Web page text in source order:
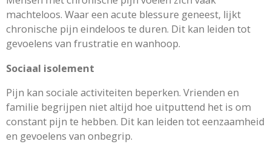
machteloos. Waar een acute blessure geneest, lijkt
chronische pijn eindeloos te duren. Dit kan leiden tot
gevoelens van frustratie en wanhoop.
Sociaal isolement
Pijn kan sociale activiteiten beperken. Vrienden en
familie begrijpen niet altijd hoe uitputtend het is om
constant pijn te hebben. Dit kan leiden tot eenzaamheid
en gevoelens van onbegrip.